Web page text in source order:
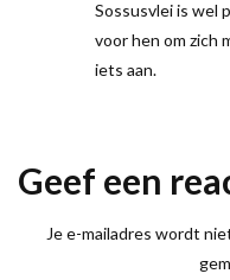
Sossusvlei is wel
voor hen om zich
iets aan.
Geef een
Je e-mailadres wordt